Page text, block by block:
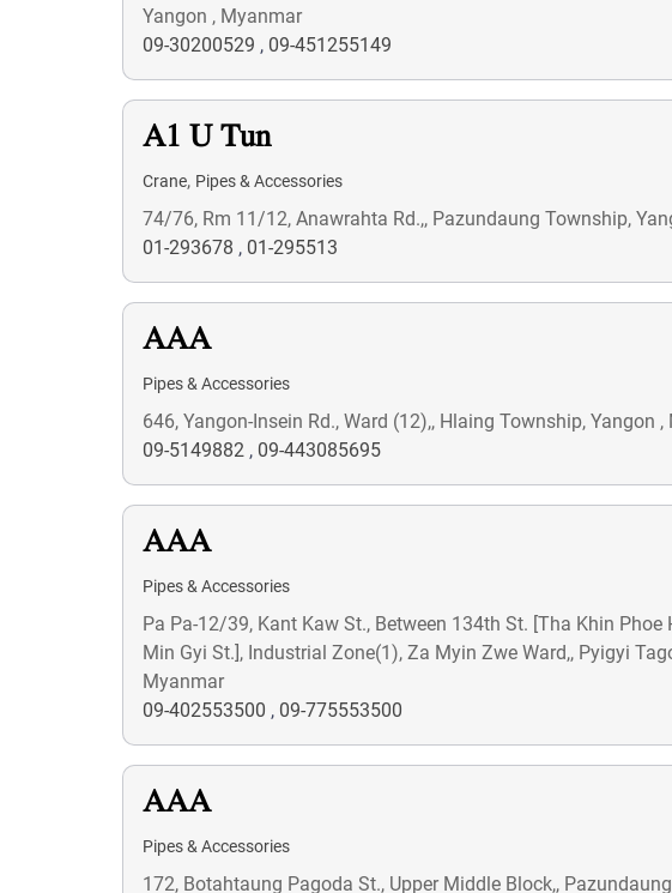
Yangon , Myanmar
09-30200529 , 09-451255149
A1 U Tun
Crane, Pipes & Accessories
74/76, Rm 11/12, Anawrahta Rd.,, Pazundaung Township,
01-293678 , 01-295513
AAA
Pipes & Accessories
646, Yangon-Insein Rd., Ward (12),, Hlaing Township, Yangon
09-5149882 , 09-443085695
AAA
Pipes & Accessories
Pa Pa-12/39, Kant Kaw St., Between 134th St. [Tha Khin
Min Gyi St.], Industrial Zone(1), Za Myin Zwe Ward,, Pyigyi
Myanmar
09-402553500 , 09-775553500
AAA
Pipes & Accessories
172, Botahtaung Pagoda St., Upper Middle Block,,